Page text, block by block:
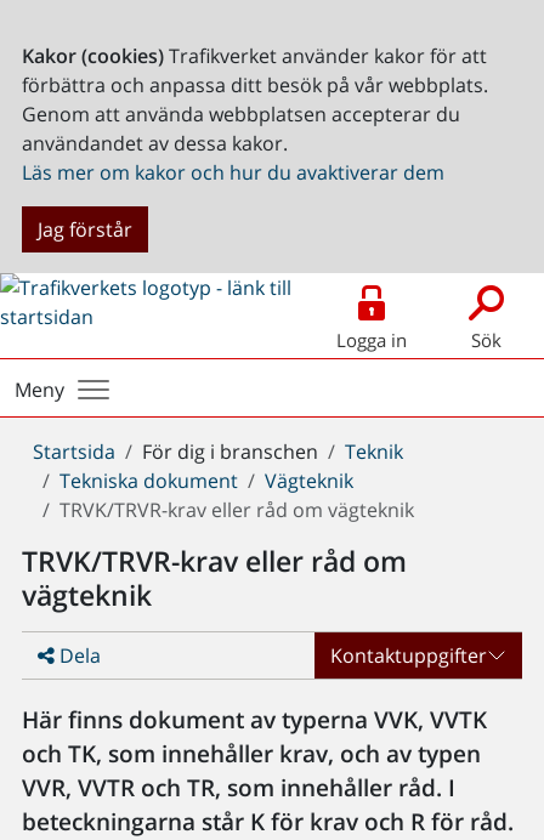
Kakor (cookies)Trafikverket använder kakor för att
förbättra och anpassa ditt besök på vår webbplats.
Genom att använda webbplatsen accepterar du
användandet av dessa kakor.
Läs mer om kakor och hur du avaktiverar dem
Jag förstår
Logga in Sök
Meny
Du
är
här:
Startsida För dig i branschen
Teknik
Tekniska dokument
Vägteknik
TRVK/TRVR-krav eller råd om vägteknik
TRVK/TRVR-krav eller råd om
vägteknik
Dela Kontaktuppgifter
Här finns dokument av typerna VVK, VVTK
och TK, som innehåller krav, och av typen
VVR, VVTR och TR, som innehåller råd. I
beteckningarna står K för krav och R för råd.